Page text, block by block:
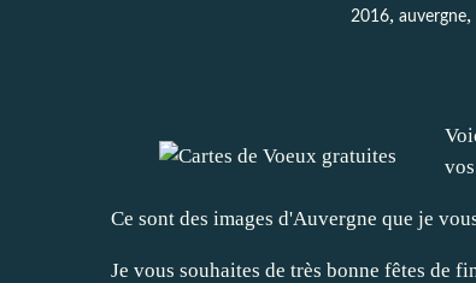
2016, auvergne,
Ce sont des images d'Auvergne que je
Je vous souhaites de très bonne fêtes de